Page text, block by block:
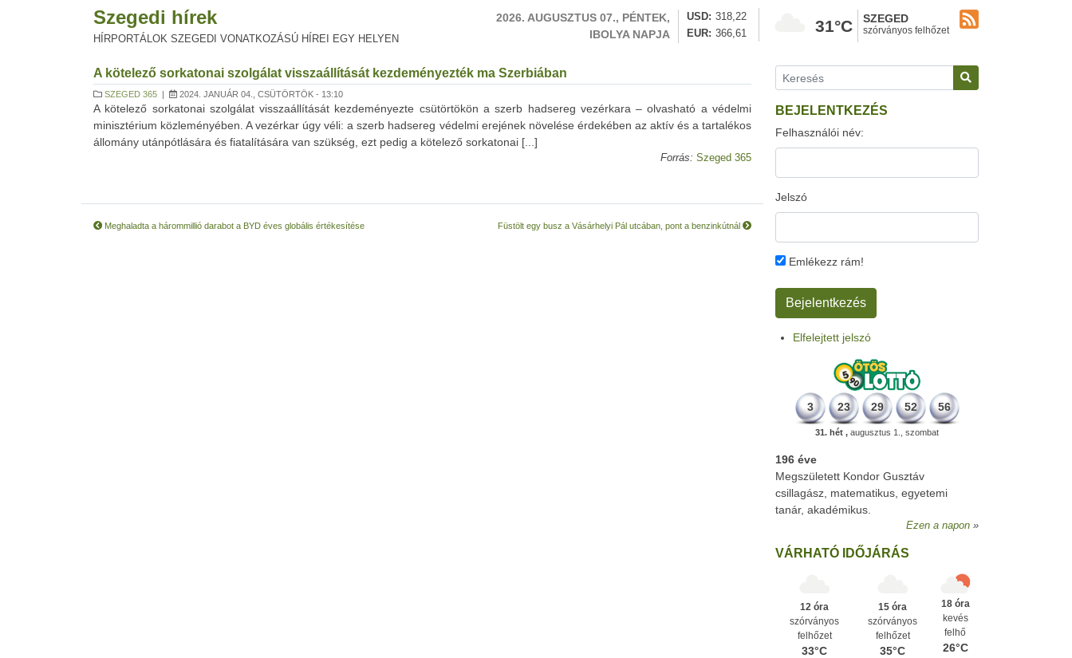
Szegedi hírek
HÍRPORTÁLOK SZEGEDI VONATKOZÁSÚ HÍREI EGY HELYEN
2026. AUGUSZTUS 07., PÉNTEK,
IBOLYA NAPJA
USD
318,22
EUR
366,61 31°C SZEGED
szórványos felhőzet
A kötelező sorkatonai szolgálat visszaállítását kezdeményezték ma Szerbiában
SZEGED 365 | 2024. JANUÁR 04., CSÜTÖRTÖK - 13:10
A kötelező sorkatonai szolgálat visszaállítását kezdeményezte csütörtökön a szerb hadsereg vezérkara – olvasható a védelmi
minisztérium közleményében. A vezérkar úgy véli: a szerb hadsereg védelmi erejének növelése érdekében az aktív és a tartalékos
állomány utánpótlására és fiatalítására van szükség, ezt pedig a kötelező sorkatonai [...]
Forrás: Szeged 365
Meghaladta a hárommillió darabot a BYD éves globális értékesítése Füstölt egy busz a Vásárhelyi Pál utcában, pont a benzinkútnál
BEJELENTKEZÉS
Felhasználói név:
Jelszó
Emlékezz rám!
Elfelejtett jelszó
3 23 29 52 56
31. hét , augusztus 1., szombat
196 éve
Megszületett Kondor Gusztáv
csillagász, matematikus, egyetemi
tanár, akadémikus.
Ezen a napon
VÁRHATÓ IDŐJÁRÁS
12 óra
szórványos
felhőzet
33°C
15 óra
szórványos
felhőzet
35°C
18 óra
kevés
felhő
26°C